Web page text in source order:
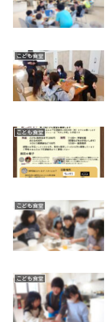
こども食堂
こども食堂
こども食堂
こども食堂